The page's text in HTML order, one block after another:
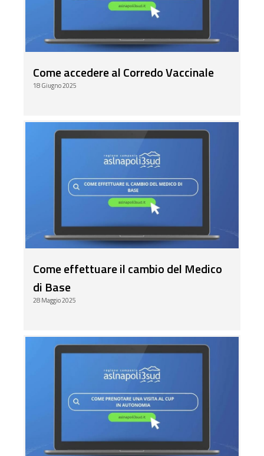
Come accedere al Corredo Vaccinale
18 Giugno 2025
Come effettuare il cambio del Medico
di Base
28 Maggio 2025